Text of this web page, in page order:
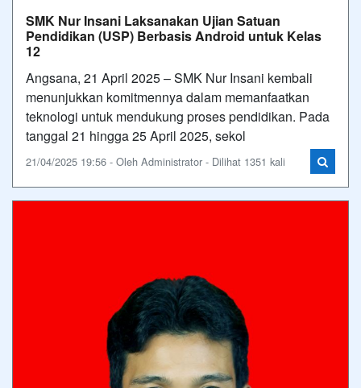
SMK Nur Insani Laksanakan Ujian Satuan
Pendidikan (USP) Berbasis Android untuk Kelas
12
Angsana, 21 April 2025 – SMK Nur Insani kembali
menunjukkan komitmennya dalam memanfaatkan
teknologi untuk mendukung proses pendidikan. Pada
tanggal 21 hingga 25 April 2025, sekol
21/04/2025 19:56 - Oleh Administrator - Dilihat 1351 kali